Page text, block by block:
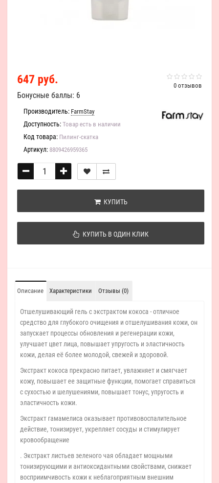
0 отзывов
647 руб.
Бонусные баллы: 6
Производитель: FarmStay
Доступность: Товар есть в наличии
Код товара: Пилинг-скатка
Артикул: 8809426959365
КУПИТЬ
КУПИТЬ В ОДИН КЛИК
Описание Характеристики Отзывы (0)
Отшелушивающий гель с экстрактом кокоса - отличное
средство для глубокого очищения и отшелушивания кожи, он
запускает процессы обновления и регенерации кожи,
улучшает цвет лица, повышает упругость и эластичность
кожи, делая её более молодой, свежей и здоровой.
Экстракт кокоса прекрасно питает, увлажняет и смягчает
кожу, повышает ее защитные функции, помогает справиться
с сухостью и шелушениями, повышает тонус, упругость и
эластичность кожи.
Экстракт гамамелиса оказывает противовоспалительное
действие, тонизирует, укрепляет сосуды и стимулирует
кровообращение
. Экстракт листьев зеленого чая обладает мощными
тонизирующими и антиоксидантными свойствами, снижает
восприимчивость кожи к неблагоприятным внешним